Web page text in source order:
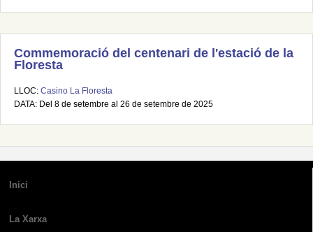
Commemoració del centenari de l'estació de la
Floresta
LLOC: Casino La Floresta
DATA: Del 8 de setembre al 26 de setembre de 2025
Inici
La Xarxa